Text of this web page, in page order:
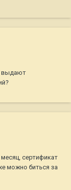
выдают
сертификат
можно биться за